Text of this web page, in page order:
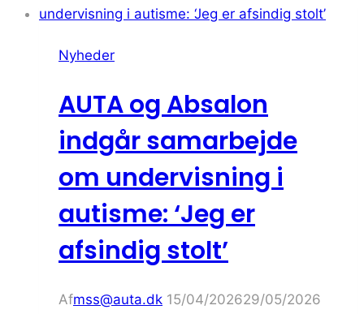
på
håber
at
kunne
inspirere
andre’
Nyheder
AUTA og Absalon
indgår samarbejde
om undervisning i
autisme: ‘Jeg er
afsindig stolt’
Afmss@auta.dk 15/04/202629/05/2026